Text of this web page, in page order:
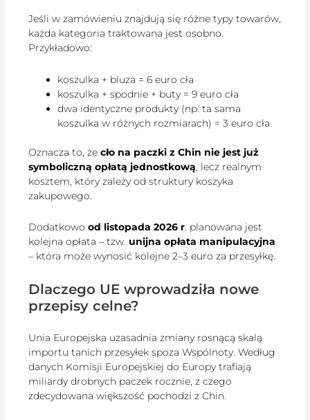
Jeśli w zamówieniu znajdują się różne typy towarów,
każda kategoria traktowana jest osobno.
Przykładowo:
koszulka + bluza = 6 euro cła
koszulka + spodnie + buty = 9 euro cła
dwa identyczne produkty (np. ta sama
koszulka w różnych rozmiarach) = 3 euro cła
Oznacza to, żecło na paczki z Chin nie jest już
symboliczną opłatą jednostkową , lecz realnym
kosztem, który zależy od struktury koszyka
zakupowego.
Dodatkowood listopada 2026 r. planowana jest
kolejna opłata – tzw. unijna opłata manipulacyjna
– która może wynosić kolejne 2–3 euro za przesyłkę.
Dlaczego UE wprowadziła nowe
przepisy celne?
Unia Europejska uzasadnia zmiany rosnącą skalą
importu tanich przesyłek spoza Wspólnoty. Według
danych Komisji Europejskiej do Europy trafiają
miliardy drobnych paczek rocznie, z czego
zdecydowana większość pochodzi z Chin.